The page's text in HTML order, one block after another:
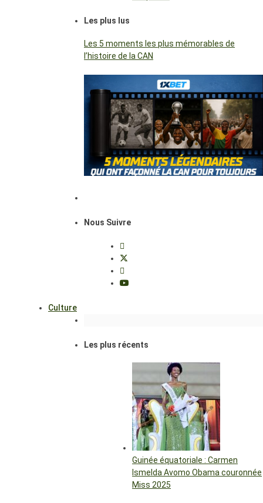
Les plus lus
Les 5 moments les plus mémorables de
l’histoire de la CAN
Nous Suivre
Culture
Les plus récents
Guinée équatoriale : Carmen
Ismelda Avomo Obama couronnée
Miss 2025